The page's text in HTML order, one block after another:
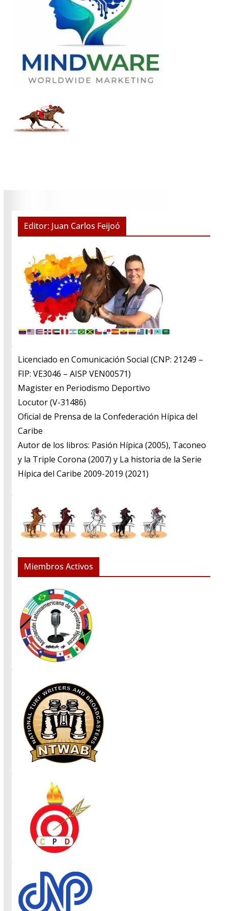
Editor: Juan Carlos Feijoó
Licenciado en Comunicación Social (CNP: 21249 –
FIP: VE3046 – AISP VEN00571)
​Magister en Periodismo Deportivo
​Locutor (V-31486)
​Oficial de Prensa de la Confederación Hípica del
Caribe
​Autor de los libros: Pasión Hípica (2005), Taconeo
y la Triple Corona (2007) y La historia de la Serie
Hípica del Caribe 2009-2019 (2021)
Miembros Activos